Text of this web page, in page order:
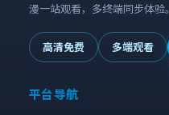
漫一站观看，多终端同步体验。
高清免费 多端观看
平台导航